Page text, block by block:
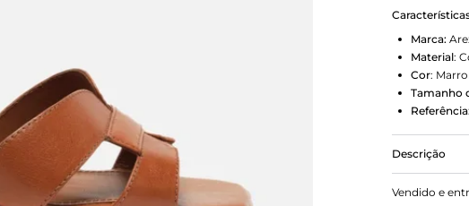
Marca:
Material:
Cor:
Tamanho
Referência:
Descrição
Mule
bico
Vendido e